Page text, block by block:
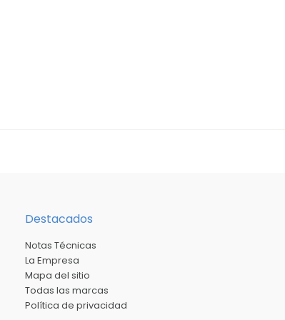
Destacados
Notas Técnicas
La Empresa
Mapa del sitio
Todas las marcas
Política de privacidad